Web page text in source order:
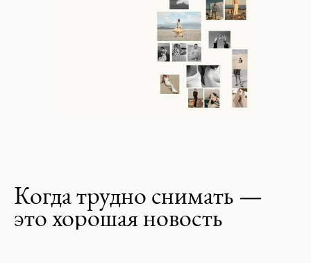
Когда трудно снимать —
это хорошая новость